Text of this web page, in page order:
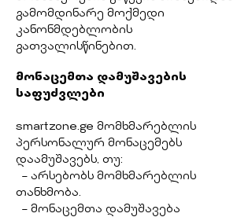
გამომდინარე მოქმედი
კანონმდებლობის
გათვალისწინებით.
მონაცემთა დამუშავების
საფუძვლები
smartzone.ge მომხმარებლის
პერსონალურ მონაცემებს
დაამუშავებს, თუ:
– არსებობს მომხმარებლის
თანხმობა.
– მონაცემთა დამუშავება